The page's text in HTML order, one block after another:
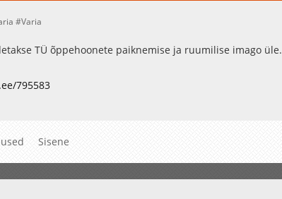
Varia
TÜ õppehoonete paiknemise ja ruumilise imago üle.
795583
Sisene